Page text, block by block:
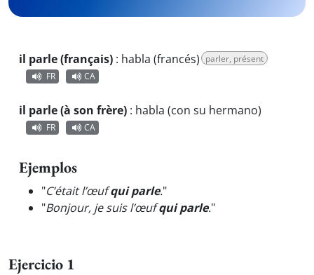
il parle (français) : habla (francés) parler, présent
FR
CA
il parle (à son frère) : habla (con su hermano)
FR CA
Ejemplos
"C’était l’œufqui parle."
"Bonjour, je suis l’œufqui parle."
Ejercicio 1